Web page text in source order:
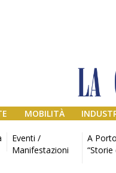
MOBILITÀ
Eventi /
Manifestazioni
A
“Storie